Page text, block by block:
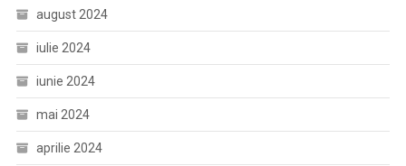
august 2024
iulie 2024
iunie 2024
mai 2024
aprilie 2024